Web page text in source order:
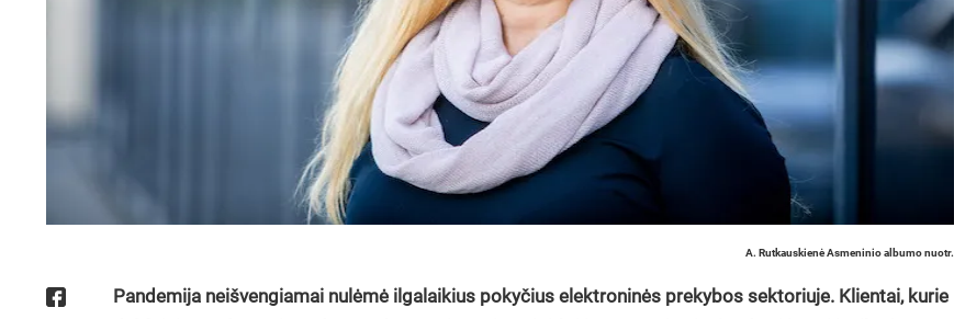
A. Rutkauskienė Asmeninio albumo nuotr.
Pandemija neišvengiamai nulėmė ilgalaikius pokyčius elektroninės prekybos sektoriuje. Klientai, kurie